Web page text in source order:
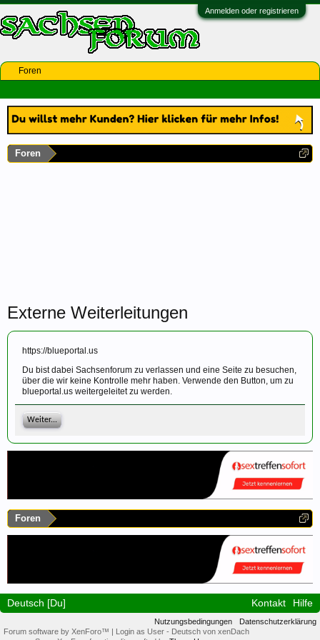
Anmelden oder registrieren
Foren
Externe Weiterleitungen
https://blueportal.us
Du bist dabei Sachsenforum zu verlassen und eine Seite zu besuchen,
über die wir keine Kontrolle mehr haben. Verwende den Button, um zu
blueportal.us weitergeleitet zu werden.
Weiter...
Foren
Foren
Deutsch [Du] Kontakt Hilfe
Nutzungsbedingungen
Datenschutzerklärung
Forum software by XenForo™ | Login as User - Deutsch von xenDach